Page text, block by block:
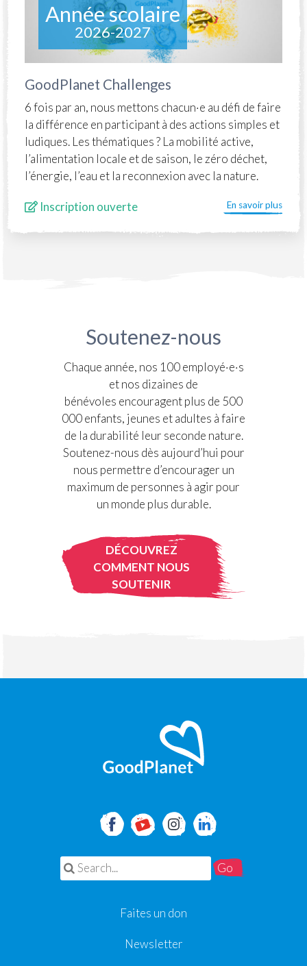
Année scolaire
2026-2027
GoodPlanet Challenges
6 fois par an, nous mettons chacun·e au défi de faire
la différence en participant à des actions simples et
ludiques. Les thématiques ? La mobilité active,
l’alimentation locale et de saison, le zéro déchet,
l’énergie, l’eau et la reconnexion avec la nature.
Inscription ouverte En savoir plus
Soutenez-nous
Chaque année, nos 100 employé·e·s
et nos dizaines de
bénévoles encouragent plus de 500
000 enfants, jeunes et adultes à faire
de la durabilité leur seconde nature.
Soutenez-nous dès aujourd’hui pour
nous permettre d’encourager un
maximum de personnes à agir pour
un monde plus durable.
DÉCOUVREZ
COMMENT NOUS
SOUTENIR
Search for:
Faites un don
Newsletter